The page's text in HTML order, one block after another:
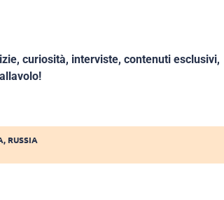
curiosità, interviste, contenuti esclusivi,
, RUSSIA